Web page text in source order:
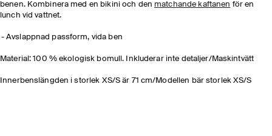
benen. Kombinera med en bikini och den matchande kaftanen för en
lunch vid vattnet.
Avslappnad passform, vida ben
Material: 100 % ekologisk bomull. Inkluderar inte detaljer/Maskintvätt
Innerbenslängden i storlek XS/S är 71 cm/Modellen bär storlek XS/S